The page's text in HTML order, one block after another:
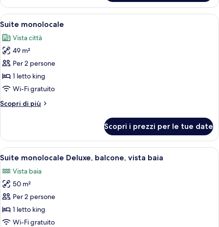
1
camera
da
Apri
tutte
le
foto
per
Suite
monolocale
Una stanza con un letto grande, un
4
Suite monolocale
Vista città
49 m²
Per 2 persone
1 letto king
Wi-Fi gratuito
Scopri di più
Altri
monolocale
Scopri i prezzi per le tue date
Apri
tutte
le
foto
per
Suite
monolocale
Camera d'albergo con un grande
6
Suite monolocale Deluxe, balcone, vista baia
Vista baia
50 m²
Per 2 persone
1 letto king
Wi-Fi gratuito